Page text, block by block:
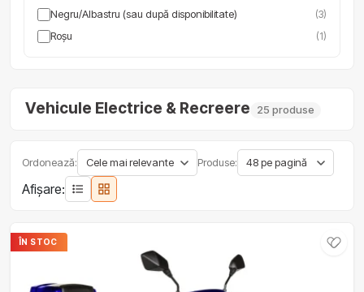
Negru/Albastru (sau după disponibilitate) (3)
Roșu (1)
Vehicule Electrice & Recreere 25 produse
Ordonează: Produse:
Afișare:
ÎN STOC